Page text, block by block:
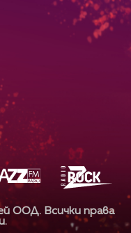
ООД. Всички права